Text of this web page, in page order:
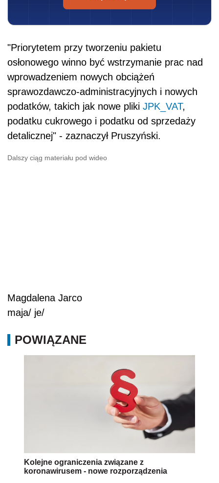
"Priorytetem przy tworzeniu pakietu
osłonowego winno być wstrzymanie prac nad
wprowadzeniem nowych obciążeń
sprawozdawczo-administracyjnych i nowych
podatków, takich jak nowe pliki JPK_VAT,
podatku cukrowego i podatku od sprzedaży
detalicznej" - zaznaczył Pruszyński.
Dalszy ciąg materiału pod wideo
Magdalena Jarco
maja/ je/
POWIĄZANE
Kolejne ograniczenia związane z
koronawirusem - nowe rozporządzenia